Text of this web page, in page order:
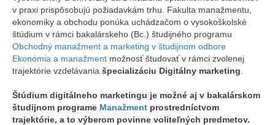
v praxi prispôsobujú požiadavkám trhu. Fakulta manažmentu,
ekonomiky a obchodu ponúka uchádzačom o vysokoškolské
štúdium v rámci bakalárskeho (Bc.) študijného programu
Obchodný manažment a marketing v študijnom odbore
Ekonómia a manažment možnosť študovať v rámci zvolenej
trajektórie vzdelávania špecializáciu Digitálny marketing
Štúdium digitálneho marketingu je možné aj v bakalárskom
študijnom programe Manažment prostredníctvom
trajektórie, a to výberom povinne voliteľných predmetov.